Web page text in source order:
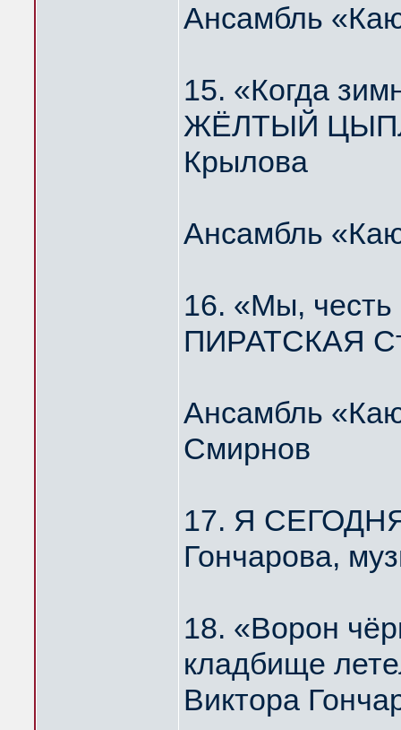
Ансамбль
15. «Когда
ЖЁЛТЫЙ
Крылова
Ансамбль
16. «Мы, честь
ПИРАТСКАЯ
Ансамбль
Смирнов
17. Я
Гончарова,
18. «Ворон
кладбище
Виктора